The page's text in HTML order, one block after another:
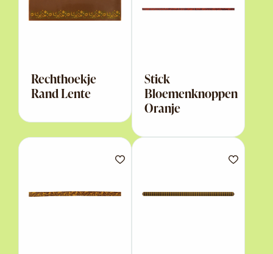
Rechthoekje
Rand Lente
Stick
Bloemenknoppen
Oranje